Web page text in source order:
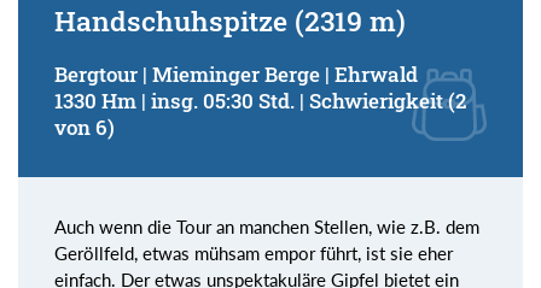
Handschuhspitze (2319 m)
Bergtour | Mieminger Berge | Ehrwald
1330 Hm | insg. 05:30 Std. | Schwierigkeit (2
von 6)
Auch wenn die Tour an manchen Stellen, wie z.B. dem
Geröllfeld, etwas mühsam empor führt, ist sie eher
einfach. Der etwas unspektakuläre Gipfel bietet ein